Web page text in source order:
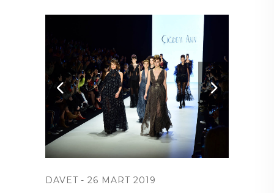
DAVET 26 MART 2019